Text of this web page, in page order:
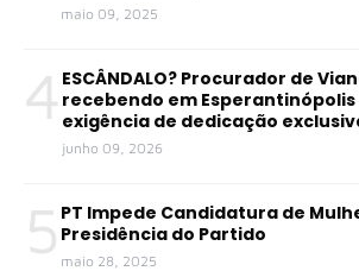
maio 09, 2025
4 ESCÂNDALO? Procurador de
recebendo em
exigência de dedicação
junho 09, 2026
5 PT Impede Candidatura de
Presidência do Partido
maio 28, 2025